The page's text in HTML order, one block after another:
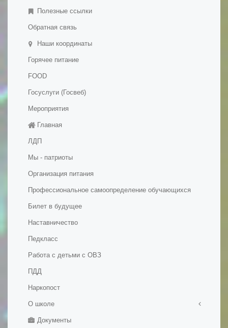
Полезные ссылки
Обратная связь
Наши координаты
Горячее питание
FOOD
Госуслуги (Госвеб)
Мероприятия
Главная
ЛДП
Мы - патриоты
Организация питания
Профессиональное самоопределение обучающихся
Билет в будущее
Наставничество
Педкласс
Работа с детьми с ОВЗ
ПДД
Наркопост
О школе
Правила приема в школу
Документы